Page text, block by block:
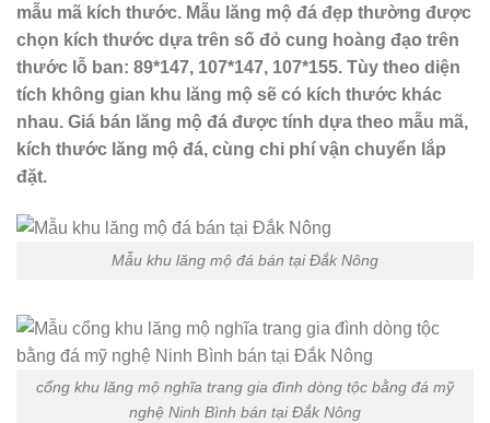
mẫu mã kích thước. Mẫu lăng mộ đá đẹp thường được
chọn kích thước dựa trên số đỏ cung hoàng đạo trên
thước lỗ ban: 89*147, 107*147, 107*155. Tùy theo diện
tích không gian khu lăng mộ sẽ có kích thước khác
nhau. Giá bán lăng mộ đá được tính dựa theo mẫu mã,
kích thước lăng mộ đá, cùng chi phí vận chuyển lắp
đặt.
Mẫu khu lăng mộ đá bán tại Đắk Nông
cổng khu lăng mộ nghĩa trang gia đình dòng tộc bằng đá mỹ
nghệ Ninh Bình bán tại Đắk Nông